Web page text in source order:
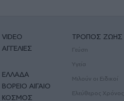
VIDEO
ΑΓΓΕΛΙΕΣ
ΕΛΛΑΔΑ
ΒΟΡΕΙΟ ΑΙΓΑΙΟ
ΚΟΣΜΟΣ
ΤΡΟΠΟΣ ΖΩΗΣ
Γεύση
Υγεία
Μιλούν οι Ειδικοί
Ελεύθερος Χρόνος